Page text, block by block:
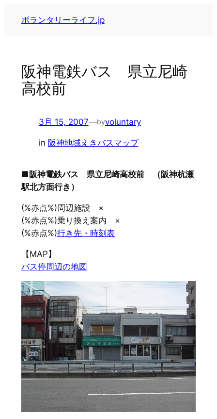
ボランタリーライフ.jp
阪神電鉄バス 県立尼崎
高校前
3月 15, 2007—byvoluntary
in 阪神地域えきバスマップ
■阪神電鉄バス 県立尼崎高校前 （阪神杭瀬
駅北方面行き）
(%赤点%)周辺施設 ×
(%赤点%)乗り換え案内 ×
(%赤点%)行き先・時刻表
【MAP】
バス停周辺の地図